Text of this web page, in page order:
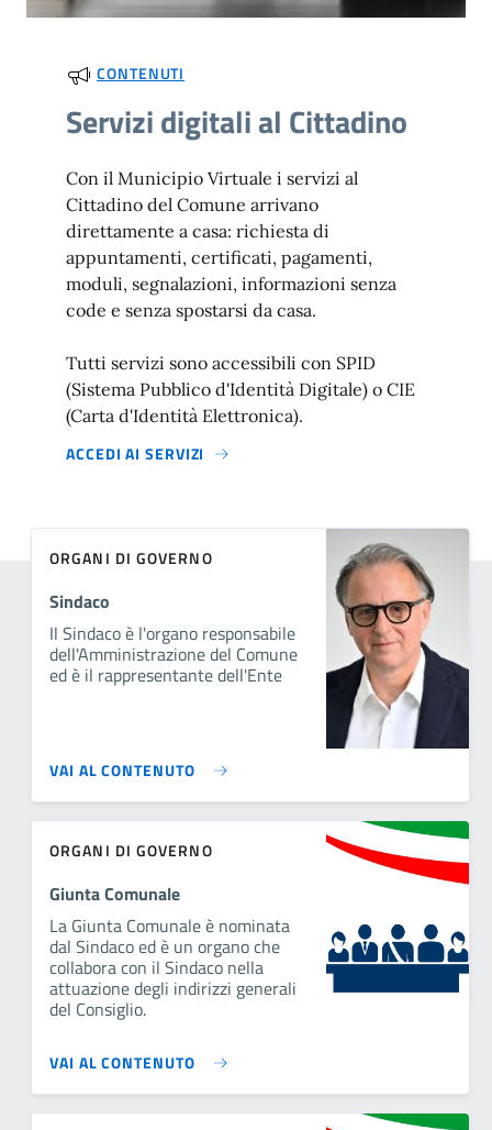
CONTENUTI
Servizi digitali al Cittadino
Con il Municipio Virtuale i servizi al
Cittadino del Comune arrivano
direttamente a casa: richiesta di
appuntamenti, certificati, pagamenti,
moduli, segnalazioni, informazioni senza
code e senza spostarsi da casa.
Tutti servizi sono accessibili con SPID
(Sistema Pubblico d'Identità Digitale) o CIE
(Carta d'Identità Elettronica).
ACCEDI AI SERVIZI
ORGANI DI GOVERNO
Sindaco
Il Sindaco è l'organo responsabile
dell'Amministrazione del Comune
ed è il rappresentante dell'Ente
VAI AL CONTENUTO
ORGANI DI GOVERNO
Giunta Comunale
La Giunta Comunale è nominata
dal Sindaco ed è un organo che
collabora con il Sindaco nella
attuazione degli indirizzi generali
del Consiglio.
VAI AL CONTENUTO